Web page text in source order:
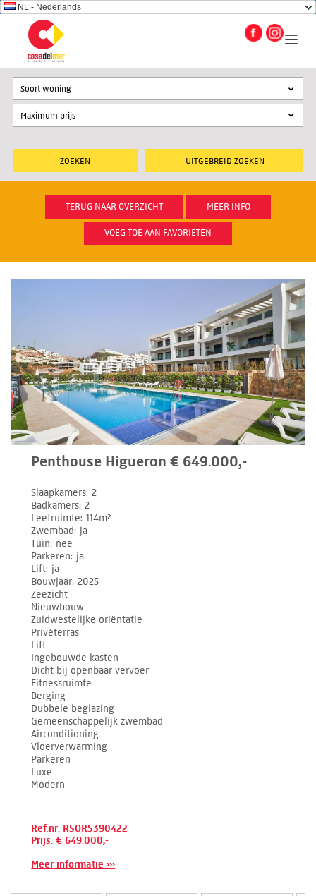
NL - Nederlands
UITGEBREID ZOEKEN
Soort woning
TERUG NAAR OVERZICHT MEER INFO
VOEG TOE AAN FAVORIETEN
Penthouse Higueron € 649.000,-
Slaapkamers 2
Badkamers 2
Leefruimte 114m²
Zwembad ja
Tuin nee
Parkeren ja
Lift ja
Bouwjaar 2025
Zeezicht
Nieuwbouw
Zuidwestelijke oriëntatie
Privéterras
Lift
Ingebouwde kasten
Dicht bij openbaar vervoer
Fitnessruimte
Berging
Dubbele beglazing
Gemeenschappelijk zwembad
Airconditioning
Vloerverwarming
Parkeren
Luxe
Modern
Ref.nr: RSOR5390422
Prijs: € 649.000,-
Meer informatie ›››